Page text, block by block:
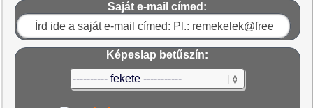
Saját e-mail címed:
Képeslap betűszín: